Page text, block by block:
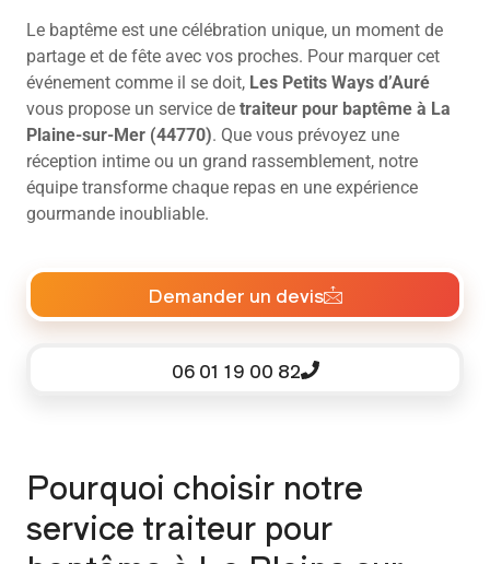
Le baptême est une célébration unique, un moment de
partage et de fête avec vos proches. Pour marquer cet
événement comme il se doit, Les Petits Ways d’Auré
vous propose un service de traiteur pour baptême à La
Plaine-sur-Mer (44770). Que vous prévoyez une
réception intime ou un grand rassemblement, notre
équipe transforme chaque repas en une expérience
gourmande inoubliable.
Demander un devis
06 01 19 00 82
Pourquoi choisir notre
service traiteur pour